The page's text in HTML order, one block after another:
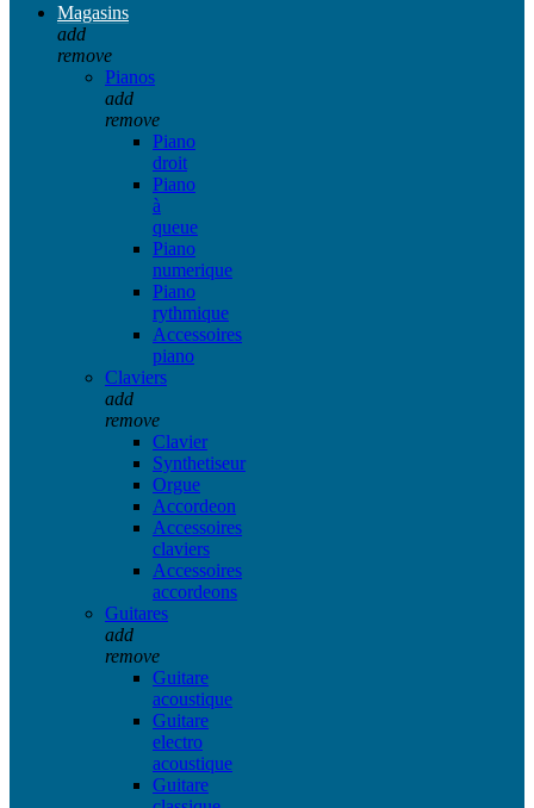
Magasins
add
remove
Pianos
add
remove
Piano
droit
Piano
à
queue
Piano
numerique
Piano
rythmique
Accessoires
piano
Claviers
add
remove
Clavier
Synthetiseur
Orgue
Accordeon
Accessoires
claviers
Accessoires
accordeons
Guitares
add
remove
Guitare
acoustique
Guitare
electro
acoustique
Guitare